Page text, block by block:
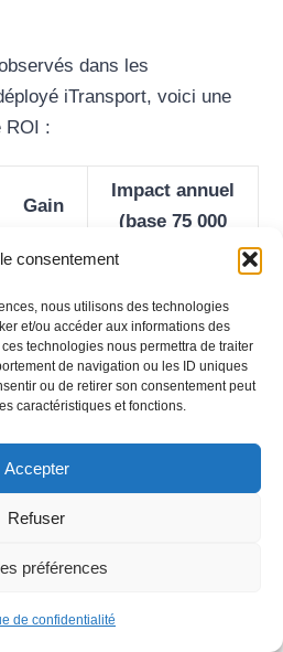
consentement
nous utilisons des technologies
et/ou accéder aux informations des
technologies nous permettra de traiter
de navigation ou les ID uniques
ou de retirer son consentement peut
caractéristiques et fonctions.
Accepter
Refuser
préférences
de confidentialité
dans les
iTransport, voici une
ROI :
Gain
Impact annuel
(base 75 000
−30 %
sur 474
750 €
−142 425 €
sur 15
600 €
000 €